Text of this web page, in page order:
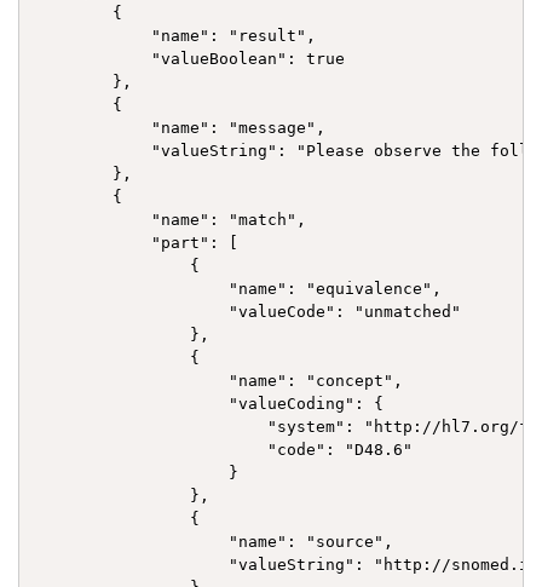
        {
            "name": "result",
            "valueBoolean": true
        },
        {
            "name": "message",
"valueString": "Please observe the
        },
        {
            "name": "match",
            "part": [
                {
                    "name": "equivalence",
                    "valueCode": "unmatched"
                },
                {
                    "name": "concept",
                    "valueCoding": {
"system": "http://hl7.org/
                        "code": "D48.6"
                    }
                },
                {
                    "name": "source",
"valueString": "http://